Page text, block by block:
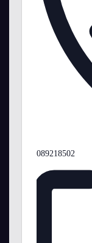
Telefon
089218502